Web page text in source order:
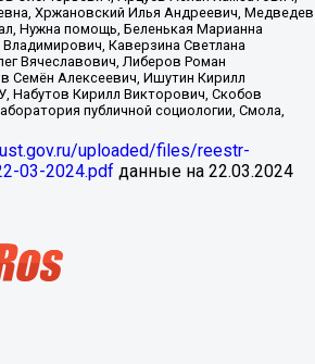
uploaded/files/reestr-
03-2024.pdf данные на 22.03.2024